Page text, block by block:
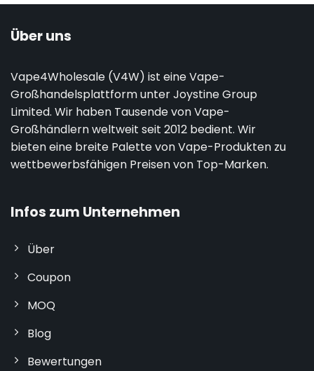
Über uns
Vape4Wholesale (V4W) ist eine Vape-
Großhandelsplattform unter Joystine Group
Limited. Wir haben Tausende von Vape-
Großhändlern weltweit seit 2012 bedient. Wir
bieten eine breite Palette von Vape-Produkten zu
wettbewerbsfähigen Preisen von Top-Marken.
Infos zum Unternehmen
Über
Coupon
MOQ
Blog
Bewertungen